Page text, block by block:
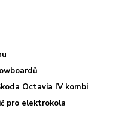
Octavia IV kombi
pro elektrokola